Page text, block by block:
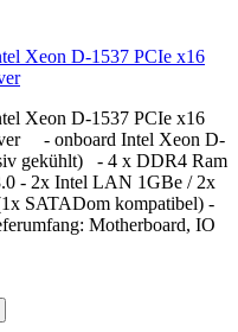
Xeon D-1537 PCIe x16
Xeon D-1537 PCIe x16
- onboard Intel Xeon D-
gekühlt) - 4 x DDR4 Ram
- 2x Intel LAN 1GBe / 2x
SATADom kompatibel) -
Motherboard, IO